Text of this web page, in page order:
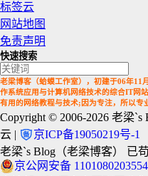
标签云
网站地图
免责声明
快速搜索
老梁博客（蛤蟆工作室），初建于06年11
作系统应用与计算机网络技术的综合IT网
有用的网络教程与技术;因为专注，所以专
Copyright © 2006-2026 老梁`s
云 |
京ICP备19050219号-1
老梁`s Blog（老梁博客） 已
京公网安备